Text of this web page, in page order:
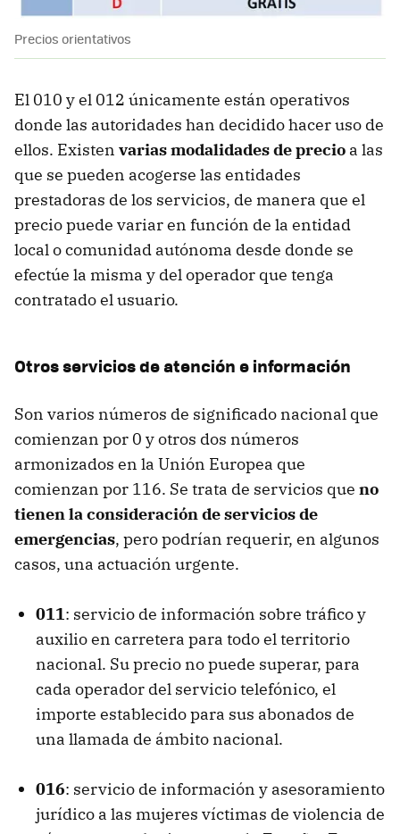
Precios orientativos
El 010 y el 012 únicamente están operativos
donde las autoridades han decidido hacer uso de
ellos. Existen varias modalidades de precio a las
que se pueden acogerse las entidades
prestadoras de los servicios, de manera que el
precio puede variar en función de la entidad
local o comunidad autónoma desde donde se
efectúe la misma y del operador que tenga
contratado el usuario.
Otros servicios de atención e información
Son varios números de significado nacional que
comienzan por 0 y otros dos números
armonizados en la Unión Europea que
comienzan por 116. Se trata de servicios que no
tienen la consideración de servicios de
emergencias, pero podrían requerir, en algunos
casos, una actuación urgente.
011: servicio de información sobre tráfico y
auxilio en carretera para todo el territorio
nacional. Su precio no puede superar, para
cada operador del servicio telefónico, el
importe establecido para sus abonados de
una llamada de ámbito nacional.
016: servicio de información y asesoramiento
jurídico a las mujeres víctimas de violencia de